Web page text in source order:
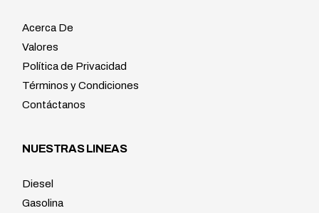
Acerca De
Valores
Política de Privacidad
Términos y Condiciones
Contáctanos
NUESTRAS LINEAS
Diesel
Gasolina